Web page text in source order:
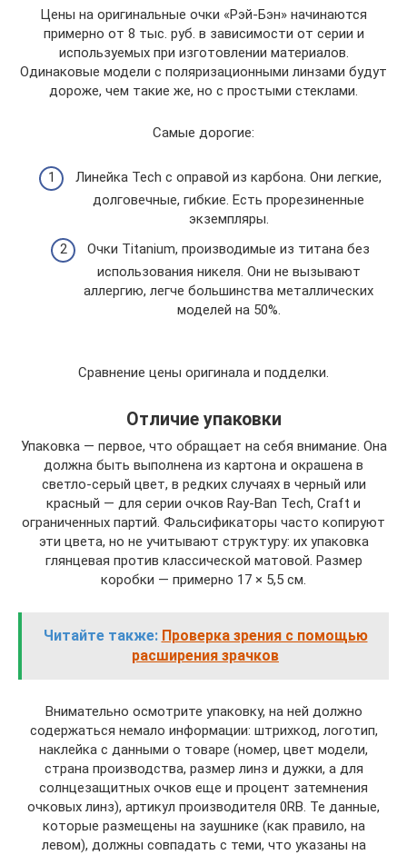
Цены на оригинальные очки «Рэй-Бэн» начинаются
примерно от 8 тыс. руб. в зависимости от серии и
используемых при изготовлении материалов.
Одинаковые модели с поляризационными линзами будут
дороже, чем такие же, но с простыми стеклами.
Самые дорогие:
Линейка Tech с оправой из карбона. Они легкие,
долговечные, гибкие. Есть прорезиненные
экземпляры.
Очки Titanium, производимые из титана без
использования никеля. Они не вызывают
аллергию, легче большинства металлических
моделей на 50%.
Сравнение цены оригинала и подделки.
Отличие упаковки
Упаковка — первое, что обращает на себя внимание. Она
должна быть выполнена из картона и окрашена в
светло-серый цвет, в редких случаях в черный или
красный — для серии очков Ray-Ban Tech, Craft и
ограниченных партий. Фальсификаторы часто копируют
эти цвета, но не учитывают структуру: их упаковка
глянцевая против классической матовой. Размер
коробки — примерно 17 × 5,5 см.
Читайте также: Проверка зрения с помощью
расширения зрачков
Внимательно осмотрите упаковку, на ней должно
содержаться немало информации: штрихкод, логотип,
наклейка с данными о товаре (номер, цвет модели,
страна производства, размер линз и дужки, а для
солнцезащитных очков еще и процент затемнения
очковых линз), артикул производителя 0RB. Те данные,
которые размещены на заушнике (как правило, на
левом), должны совпадать с теми, что указаны на